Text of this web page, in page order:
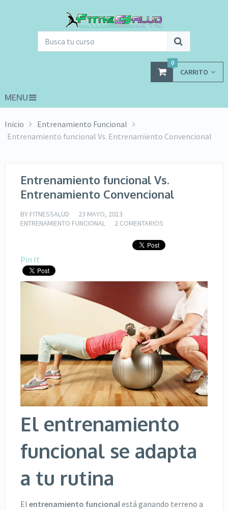
CARRITO
0
MENU
Inicio
Entrenamiento Funcional
Entrenamiento funcional Vs. Entrenamiento Convencional
Entrenamiento funcional Vs.
Entrenamiento Convencional
BY FITNESSALUD
23 MAYO, 2013
ENTRENAMIENTO FUNCIONAL
2 COMENTARIOS
Pin It
El entrenamiento
funcional se adapta
a tu rutina
El entrenamiento funcionalestá ganando terreno a